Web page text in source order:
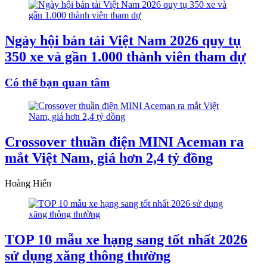
Ngày hội bán tải Việt Nam 2026 quy tụ
350 xe và gần 1.000 thành viên tham dự
Có thể bạn quan tâm
Crossover thuần điện MINI Aceman ra
mắt Việt Nam, giá hơn 2,4 tỷ đồng
Hoàng Hiển
TOP 10 mẫu xe hạng sang tốt nhất 2026
sử dụng xăng thông thường